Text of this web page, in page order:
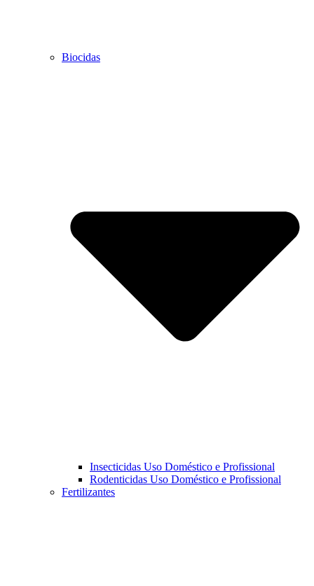
Biocidas
Insecticidas Uso Doméstico e Profissional
Rodenticidas Uso Doméstico e Profissional
Fertilizantes